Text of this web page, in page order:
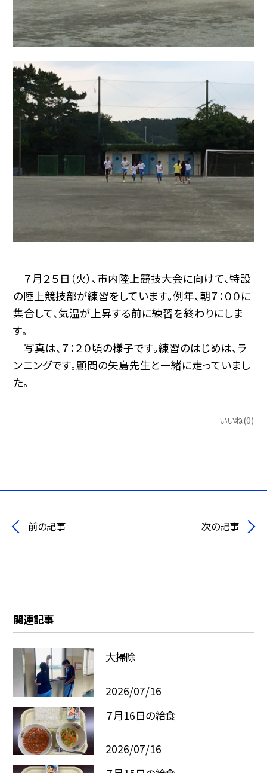
７月２５日（火）、市内陸上競技大会に向けて、特設
の陸上競技部が練習をしています。例年、朝７：００に
集合して、気温が上昇する前に練習を終わりにしま
す。
写真は、７：２０頃の様子です。練習のはじめは、ラ
ンニングです。顧問の矢島先生と一緒に走っていまし
た。
いいね(0)
前の記事 次の記事
関連記事
大掃除
2026/07/16
７月16日の給食
2026/07/16